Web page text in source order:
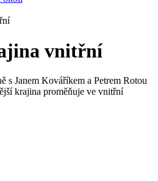
vnitřní
s Janem Kováříkem a Petrem Rotou
krajina proměňuje ve vnitřní